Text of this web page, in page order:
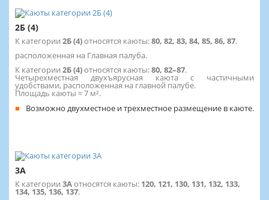
2Б (4)
К категории 2Б (4)относятся каюты:80, 82, 83, 84, 85, 86, 87.
расположенная на Главная палуба.
К категории 2Б (4)относятся каюты:80, 82–87.
Четырехместная двухъярусная каюта с частичными
удобствами, расположенная на главной палубе.
Площадь каюты ≈ 7 м².
Возможно двухместное и трехместное размещение в каюте.
3А
К категории 3Аотносятся каюты: 120, 121, 130, 131, 132, 133,
134, 135, 136, 137.